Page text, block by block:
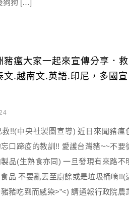
狗狗 […]
豬瘟大家一起來宣傳分享．救
文.越南文.英語.印尼，多國宣
!!(中央社製圖宣導) 近日來聞豬瘟
口蹄疫的教訓!! 愛護台灣豬~~不要
品(生熟食亦同) 一旦發現有來路不
品 不要亂丟至廚餘或是垃圾桶唷!!(
豬吃到而感染>”<) 請通報行政院農